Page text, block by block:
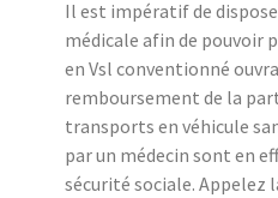
Il est impératif de
médicale afin de pouvoir
en Vsl conventionné
remboursement de la
transports en véhicule
par un médecin sont en
sécurité sociale. Appelez